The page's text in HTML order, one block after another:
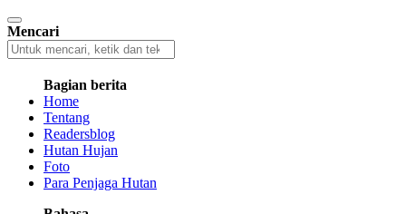
Mencari
Bagian berita
Home
Tentang
Readersblog
Hutan Hujan
Foto
Para Penjaga Hutan